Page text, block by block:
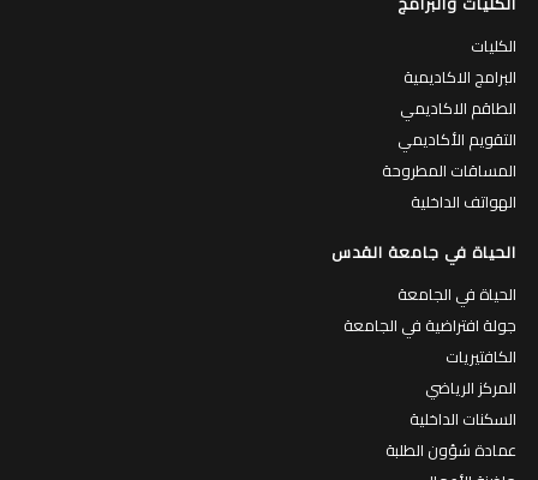
الكليات
البرامج الاكاديمية
الطاقم الاكاديمي
التقويم الأكاديمي
المساقات المطروحة
الهواتف الداخلية
الحياة في جامعة القدس
الحياة في الجامعة
جولة افتراضية في الجامعة
الكافتيريات
المركز الرياضي
السكنات الداخلية
عمادة شؤون الطلبة
حاضنة الأعمال